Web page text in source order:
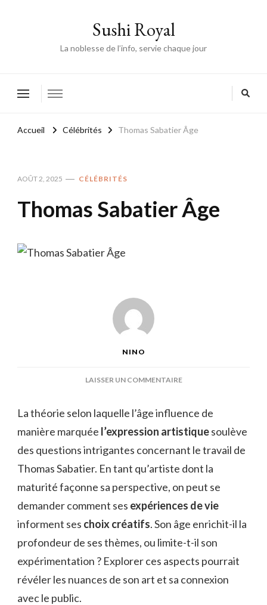
Sushi Royal
La noblesse de l’info, servie chaque jour
Accueil Célébrités Thomas Sabatier Âge
AOÛT 2, 2025 CÉLÉBRITÉS
Thomas Sabatier Âge
NINO
LAISSER UN COMMENTAIRESUR
ÂGE
La théorie selon laquelle l’âge influence de
manière marquée l’expression artistiquesoulève
des questions intrigantes concernant le travail de
Thomas Sabatier. En tant qu’artiste dont la
maturité façonne sa perspective, on peut se
demander comment ses expériences de vie
informent ses choix créatifs. Son âge enrichit-il la
profondeur de ses thèmes, ou limite-t-il son
expérimentation ? Explorer ces aspects pourrait
révéler les nuances de son art et sa connexion
avec le public.